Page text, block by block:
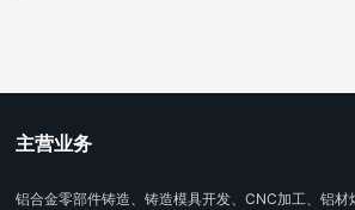
主营业务
铝合金零部件铸造、铸造模具开发、CNC加工、铝材